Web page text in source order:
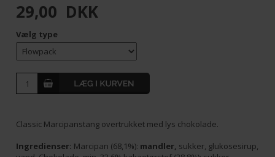
29,00 DKK
Vælg type
Classic Marcipanstang overtrukket med lys chokolade.
Ingredienser: Marcipan (68,1%): mandler, sukker, glukosesirup,